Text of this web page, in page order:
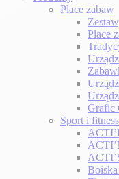
Place zabaw
Place
Grafic
Sport i fitness